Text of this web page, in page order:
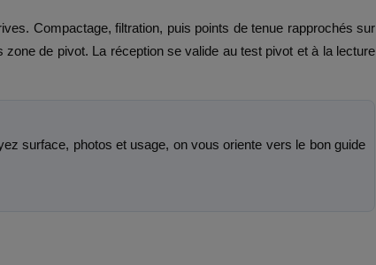
Compactage, filtration, puis points de tenue rapprochés sur
de pivot. La réception se valide au test pivot et à la lecture
surface, photos et usage, on vous oriente vers le bon guide